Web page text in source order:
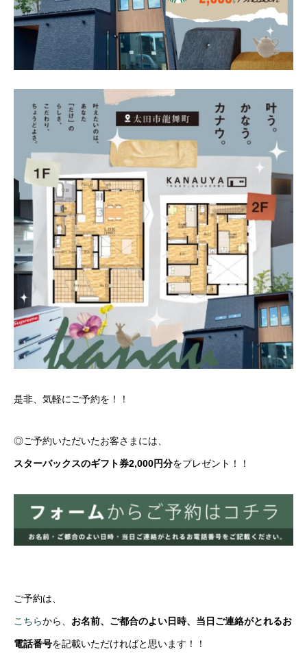
是非、気軽にご予約を！！
◎ご予約いただいたお客さまには、
スターバックスのギフト券2,000円分をプレゼント！！
ご予約は、
こちらから、 お名前、ご都合のよい日時、当日ご連絡がとれるお
電話番号を記載いただければと思います！！